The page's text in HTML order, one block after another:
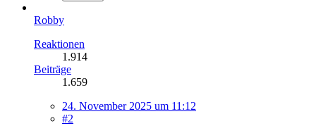
Robby
Reaktionen
1.914
Beiträge
1.659
24. November 2025 um 11:12
#2